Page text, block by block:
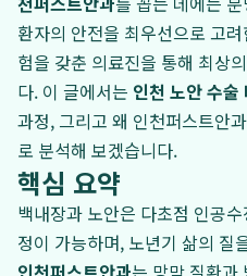
환자의 안전을 최우선으로 고
험을 갖춘 의료진을 통해 최상
다. 이 글에서는 인천 노안 수술
과정, 그리고 왜 인천퍼스트안
로 분석해 보겠습니다.
핵심 요약
백내장과 노안은 다초점 인공
정이 가능하며, 노년기 삶의 질